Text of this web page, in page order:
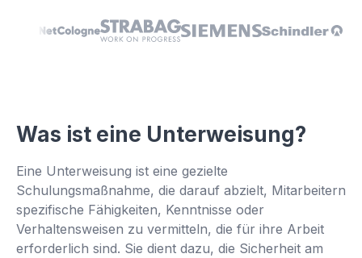
👆
Tippen Sie hier, um es selbst
auszuprobieren
Was ist eine Unterweisung?
Eine Unterweisung ist eine gezielte
Schulungsmaßnahme, die darauf abzielt, Mitarbeitern
spezifische Fähigkeiten, Kenntnisse oder
Verhaltensweisen zu vermitteln, die für ihre Arbeit
erforderlich sind. Sie dient dazu, die Sicherheit am